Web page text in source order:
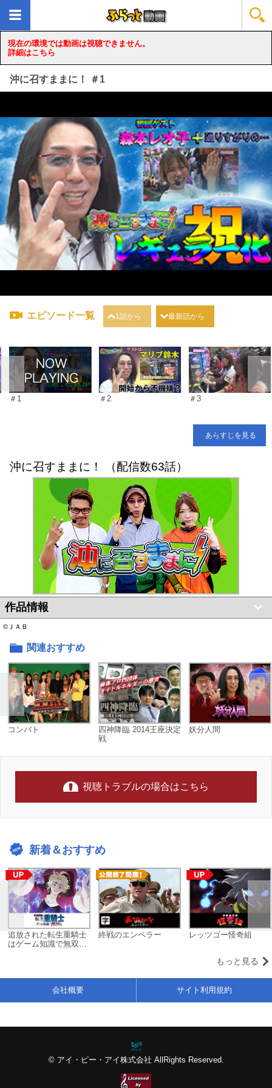
現在の環境では動画は視聴できません。
詳細はこちら
沖に召すままに！ ＃1
loading...
エピソード一覧 1話から 最新話から
＃1 ＃2 ＃3
あらすじを見る
沖に召すままに！ （配信数63話）
作品情報
©ＪＡＢ
関連おすすめ
コンバト
四神降臨 2014王座決定
戦
妖分人間
視聴トラブルの場合はこちら
新着＆おすすめ
追放された転生重騎士
はゲーム知識で無双す
終戦のエンペラー レッツゴー怪奇組
もっと見る
© アイ・ピー・アイ株式会社 AllRights Reserved.
会社概要 サイト利用規約